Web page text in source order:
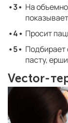
На
Просит
Подбирает
пасту,
Vector-